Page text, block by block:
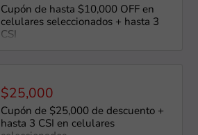
Cupón de hasta $10,000 OFF en
celulares seleccionados + hasta 3
CSI
$25,000
Cupón de $25,000 de descuento +
hasta 3 CSI en celulares